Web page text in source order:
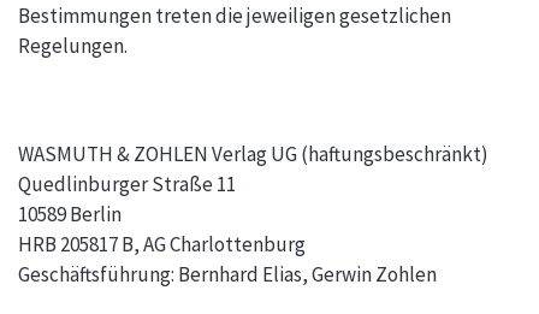
Bestimmungen treten die jeweiligen gesetzlichen
Regelungen.
WASMUTH & ZOHLEN Verlag UG (haftungsbeschränkt)
Quedlinburger Straße 11
10589 Berlin
HRB 205817 B, AG Charlottenburg
Geschäftsführung: Bernhard Elias, Gerwin Zohlen